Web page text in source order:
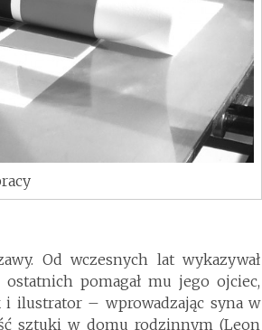
Od wczesnych lat wykazywał
pomagał mu jego ojciec,
i ilustrator – wprowadzając syna w
sztuki w domu rodzinnym (Leon